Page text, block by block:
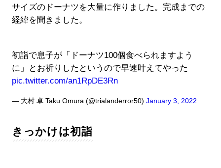
サイズのドーナツを大量に作りました。完成までの
経緯を聞きました。
初詣で息子が「ドーナツ100個食べられますよう
に」とお祈りしたというので早速叶えてやった
pic.twitter.com/an1RpDE3Rn
— 大村 卓 Taku Omura (@trialanderror50) January 3, 2022
きっかけは初詣